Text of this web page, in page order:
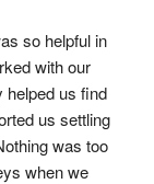
so helpful in
with our
helped us find
us settling
was too
when we